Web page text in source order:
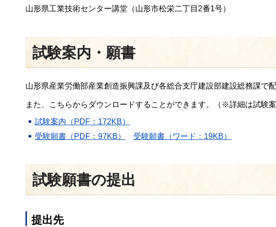
山形県工業技術センター講堂（山形市松栄二丁目2番1号）
試験案内・願書
山形県産業労働部産業創造振興課及び各総合支庁建設部建設総務課で配
また、こちらからダウンロードすることができます。（※詳細は試験案
試験案内（PDF：172KB）
受験願書（PDF：97KB）
受験願書（ワード：19KB）
試験願書の提出
提出先